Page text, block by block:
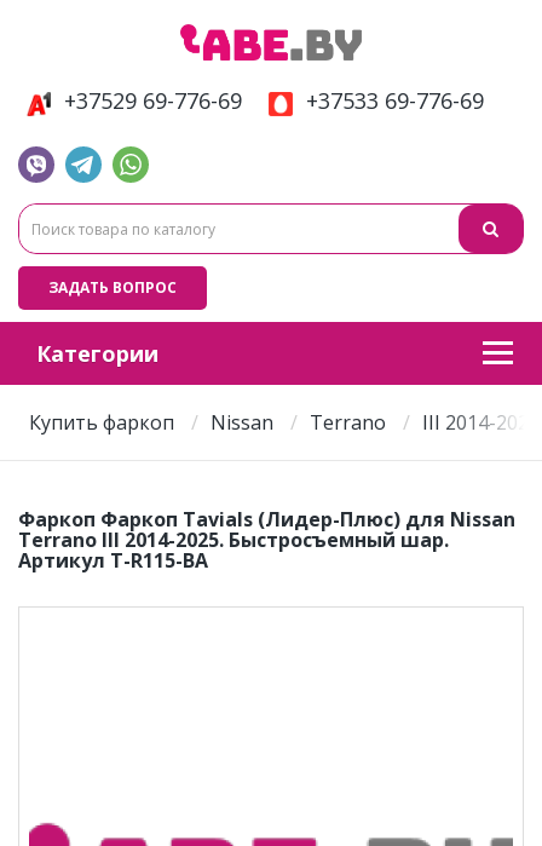
+37529 69-776-69 +37533 69-776-69
ЗАДАТЬ ВОПРОС
Категории
Купить фаркоп Nissan Terrano III 2014-2025
Фаркоп Фаркоп Tavials (Лидер-Плюс) для Nissan
Terrano III 2014-2025. Быстросъемный шар.
Артикул T-R115-BA